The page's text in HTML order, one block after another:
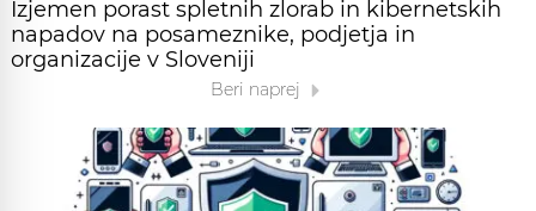
Izjemen porast spletnih zlorab in kibernetskih
napadov na posameznike, podjetja in
organizacije v Sloveniji
Beri naprej